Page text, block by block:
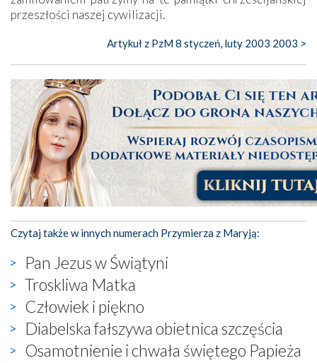
przeszłości naszej cywilizacji.
Artykuł z PzM 8 styczeń, luty 2003 2003 >
Czytaj także w innych numerach Przymierza z Maryją:
Pan Jezus w Świątyni
Troskliwa Matka
Człowiek i piękno
Diabelska fałszywa obietnica szczęścia
Osamotnienie i chwała świętego Papieża